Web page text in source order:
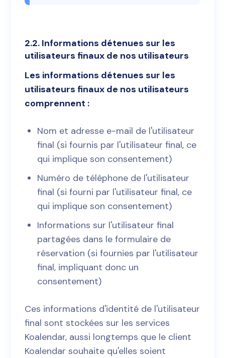
2.2. Informations détenues sur les
utilisateurs finaux de nos utilisateurs
Les informations détenues sur les
utilisateurs finaux de nos utilisateurs
comprennent :
Nom et adresse e-mail de l'utilisateur
final (si fournis par l'utilisateur final, ce
qui implique son consentement)
Numéro de téléphone de l'utilisateur
final (si fourni par l'utilisateur final, ce
qui implique son consentement)
Informations sur l'utilisateur final
partagées dans le formulaire de
réservation (si fournies par l'utilisateur
final, impliquant donc un
consentement)
Ces informations d'identité de l'utilisateur
final sont stockées sur les services
Koalendar, aussi longtemps que le client
Koalendar souhaite qu'elles soient